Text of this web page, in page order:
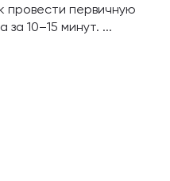
провести первичную
за 10–15 минут. ...